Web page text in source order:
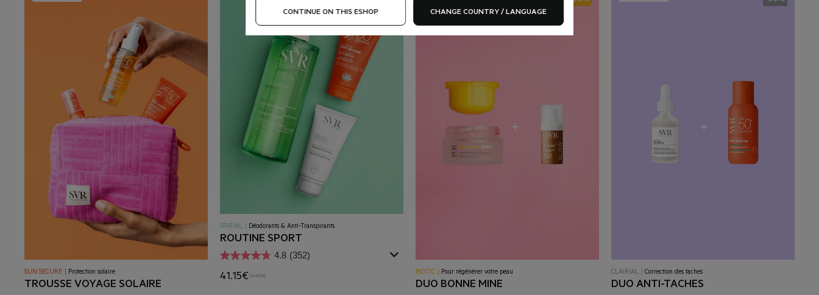
CONTINUE ON THIS ESHOP CHANGE COUNTRY / LANGUAGE
SUN SECURE | Protection solaire
TROUSSE VOYAGE SOLAIRE
SPIRIAL | Déodorants & Anti-Transpirants
ROUTINE SPORT
4.8 (352)
41.15€51.40€ BIOTIC | Pour régénérer votre peau
DUO BONNE MINE
CLAIRIAL | Correction des taches
DUO ANTI-TACHES